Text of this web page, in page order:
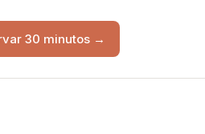
30 minutos →